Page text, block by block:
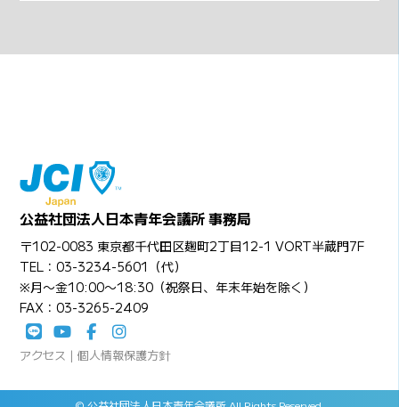
公益社団法人日本青年会議所 事務局
〒102-0083 東京都千代田区麹町2丁目12-1 VORT半蔵門7F
TEL：03-3234-5601（代）
※月〜金10:00〜18:30（祝祭日、年末年始を除く）
FAX：03-3265-2409
アクセス |個人情報保護方針